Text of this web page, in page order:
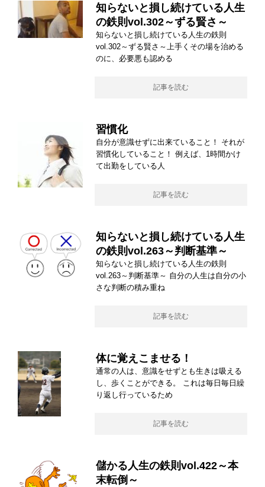
知らないと損し続けている人生
の鉄則vol.302～ずる賢さ～
知らないと損し続けている人生の鉄則
vol.302～ずる賢さ～上手くその場を治める
のに、必要悪も認める
記事を読む
習慣化
自分が意識せずに出来ていること！ それが
習慣化していること！ 例えば、1時間かけ
て出勤をしている人
記事を読む
知らないと損し続けている人生
の鉄則vol.263～判断基準～
知らないと損し続けている人生の鉄則
vol.263～判断基準～ 自分の人生は自分の小
さな判断の積み重ね
記事を読む
体に覚えこませる！
通常の人は、意識をせずとも生きは吸える
し、歩くことができる。 これは毎日毎日繰
り返し行っているため
記事を読む
儲かる人生の鉄則vol.422～本
末転倒～